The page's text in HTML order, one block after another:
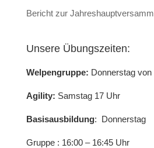
Bericht zur
Unsere Übungszeiten:
Welpengruppe: Donnerstag
Agility: Samstag 17 Uhr
Basisausbildung: Donnerstag
Gruppe : 16:00 – 16:45 Uhr